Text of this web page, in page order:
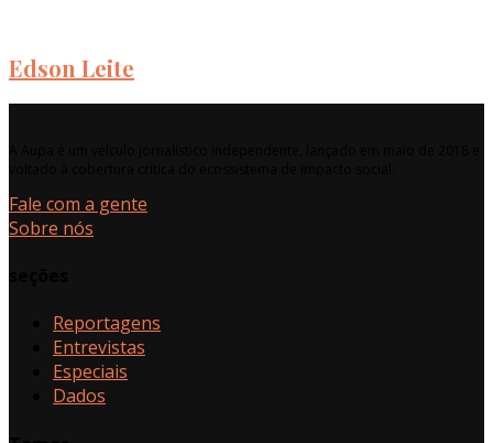
Edson Leite
Fale com a gente
Sobre nós
Reportagens
Entrevistas
Especiais
Dados